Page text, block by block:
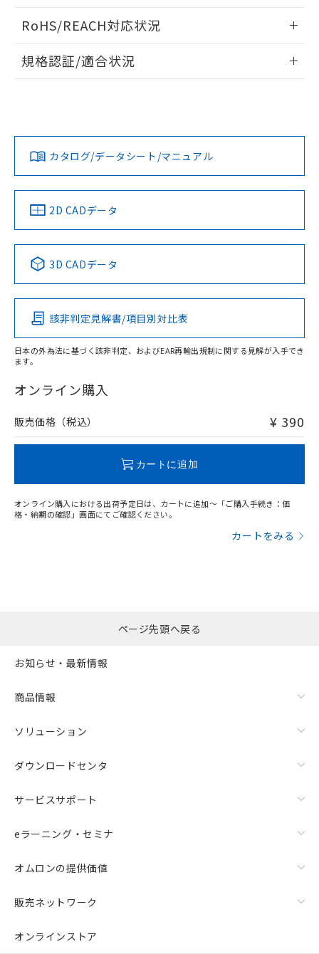
ドすることができます。
ログイン/会員登録
ダウンロードデータをご利用いただく前に、以下を必ずお読
みください。
ソフトウェアの使用条件
RoHS/REACH対応状況
EU RoHS 注意事項・凡例
対応済み
中国 RoHS 注意事項・凡例
Pb Hg Cd Cr(VI)
O
在庫等で未対応品が混在する可能性があります。
問い合わせください。
規格認証/適合状況
カタログ/データシート/マニュアル
2D CADデータ
3D CADデータ
該非判定見解書/項目別対比表
日本の外為法に基づく該非判定、およびEAR再輸出規制に関する見解が入手でき
ます。
オンライン購入
販売価格（税込） ¥ 390
カートに追加
オンライン購入における出荷予定日は、カートに追加～「ご購入手続き：価
格・納期の確認」画面にてご確認ください。
カートをみる
また、RoHS指令のフタル酸エステル類４
物質の対応では、対応完了までの期間は出
荷製品に未対応品が混在することから備考
欄に対応日を記載しておりました。
既に当社にて対応品への在庫切替を完了
していることから、特段のことがない限
ページ先頭へ戻る
お知らせ・最新情報
商品情報
ソリューション
ダウンロードセンタ
サービスサポート
eラーニング・セミナ
オムロンの提供価値
販売ネットワーク
オンラインストア